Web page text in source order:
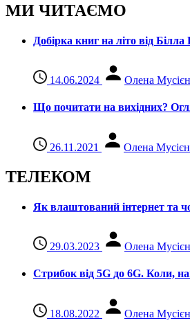
МИ ЧИТАЄМО
Добірка книг на літо від Білла
14.06.2024 Олена
Що почитати на вихідних?
26.11.2021 Олена
ТЕЛЕКОМ
Як влаштований інтернет та
29.03.2023 Олена
Стрибок від 5G до 6G. Коли,
18.08.2022 Олена